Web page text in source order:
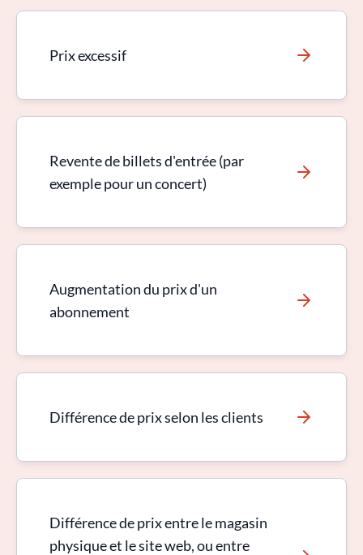
Prix excessif
Revente de billets d'entrée (par
exemple pour un concert)
Augmentation du prix d'un
abonnement
Différence de prix selon les clients
Différence de prix entre le magasin
physique et le site web, ou entre